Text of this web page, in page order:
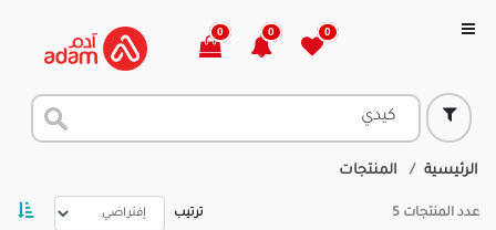
0
0
0
الرئيسية المنتجات
عدد المنتجات 5 ترتيب